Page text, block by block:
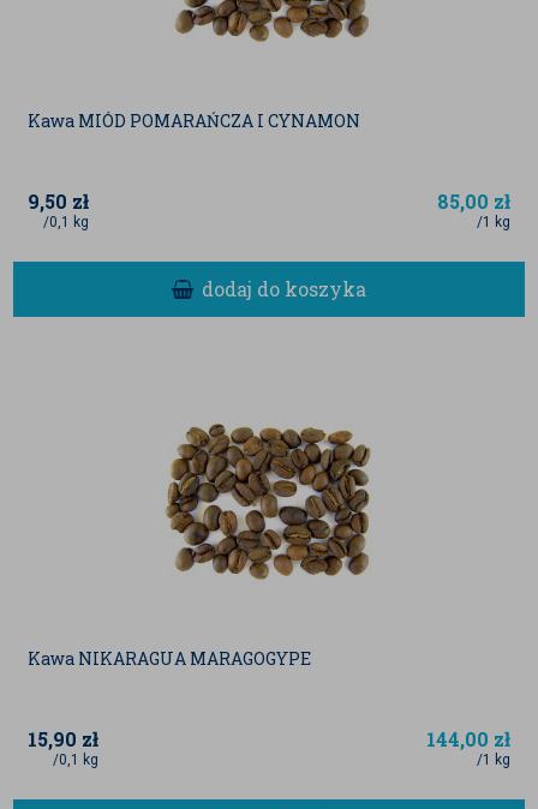
Kawa MIÓD POMARAŃCZA I CYNAMON
9,50 zł
/0,1 kg
85,00 zł
/1 kg
dodaj do koszyka
Kawa NIKARAGUA MARAGOGYPE
15,90 zł
/0,1 kg
144,00 zł
/1 kg